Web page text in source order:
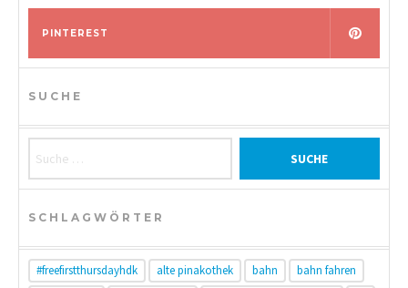
PINTEREST
SUCHE
SCHLAGWÖRTER
#freefirstthursdayhdk alte pinakothek bahn
bahn fahren